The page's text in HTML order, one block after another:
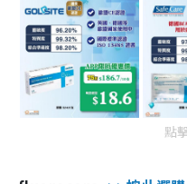
點